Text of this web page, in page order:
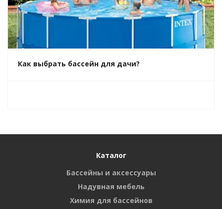
Как выбрать бассейн для дачи?
Каталог
Бассейны и аксессуары
Надувная мебель
Химия для бассейнов